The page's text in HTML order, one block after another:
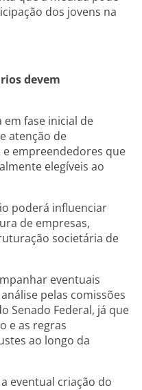
dos jovens na
devem
fase inicial de
atenção de
empreendedores que
elegíveis ao
poderá influenciar
de empresas,
societária de
eventuais
pelas comissões
Senado Federal, já que
e as regras
ao longo da
eventual criação do